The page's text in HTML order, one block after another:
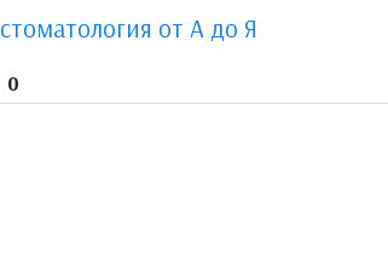
стоматология от А до Я
0